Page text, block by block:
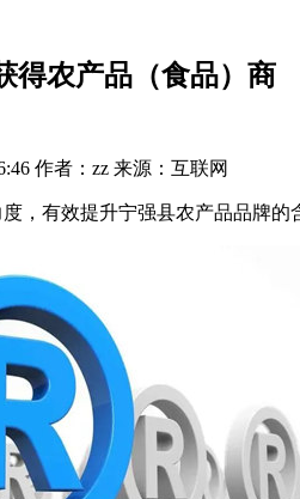
得农产品（食品）商
作者：zz 来源：互联网
有效提升宁强县农产品品牌的